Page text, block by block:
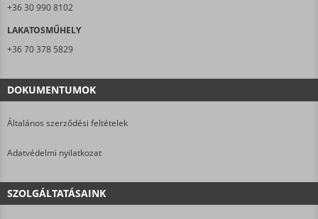
+36 30 990 8102
LAKATOSMŰHELY
+36 70 378 5829
DOKUMENTUMOK
Általános szerződési feltételek
Adatvédelmi nyilatkozat
SZOLGÁLTATÁSAINK